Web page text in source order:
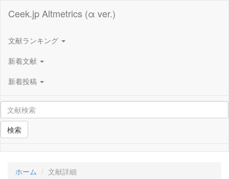
Ceek.jp Altmetrics (α ver.)
文献ランキング
新着文献
新着投稿
検索
ホーム 文献詳細